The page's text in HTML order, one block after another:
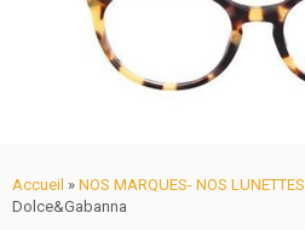
Accueil » NOS MARQUES- NOS LUNETTES
Dolce&Gabanna